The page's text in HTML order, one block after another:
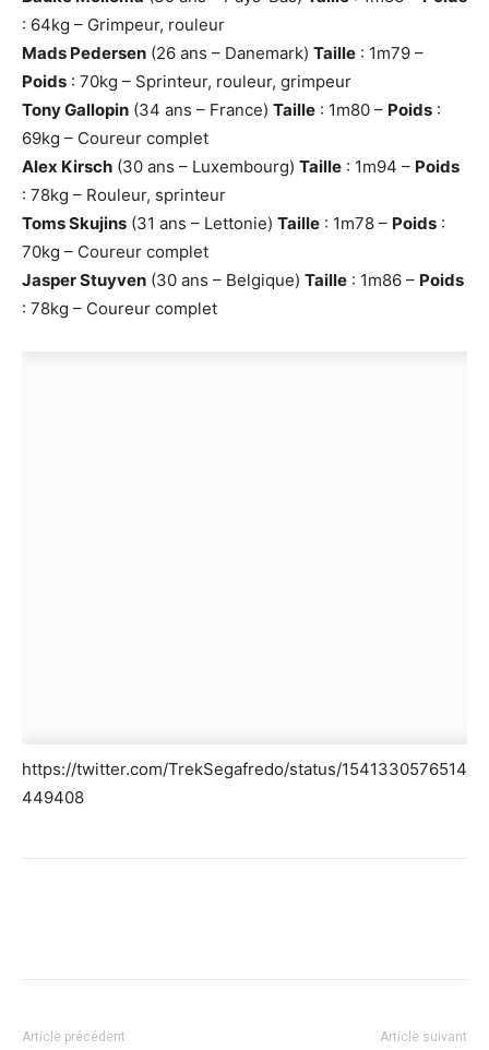
: 64kg – Grimpeur, rouleur
Mads Pedersen (26 ans – Danemark) Taille : 1m79 –
Poids : 70kg – Sprinteur, rouleur, grimpeur
Tony Gallopin (34 ans – France) Taille : 1m80 – Poids :
69kg – Coureur complet
Alex Kirsch (30 ans – Luxembourg) Taille : 1m94 – Poids
: 78kg – Rouleur, sprinteur
Toms Skujins (31 ans – Lettonie) Taille : 1m78 – Poids :
70kg – Coureur complet
Jasper Stuyven (30 ans – Belgique) Taille : 1m86 – Poids
: 78kg – Coureur complet
https://twitter.com/TrekSegafredo/status/1541330576514
449408
Article précédent Article suivant